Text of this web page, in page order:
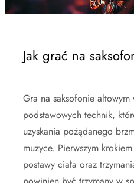
Jak grać na
Gra na saksofonie
podstawowych technik,
uzyskania pożądanego
muzyce. Pierwszym
postawy ciała oraz